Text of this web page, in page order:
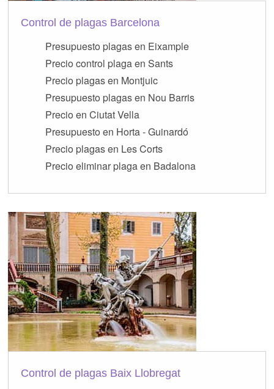
Control de plagas Barcelona
Presupuesto plagas en Eixample
Precio control plaga en Sants
Precio plagas en Montjuic
Presupuesto plagas en Nou Barris
Precio en Ciutat Vella
Presupuesto en Horta - Guinardó
Precio plagas en Les Corts
Precio eliminar plaga en Badalona
Control de plagas Baix Llobregat